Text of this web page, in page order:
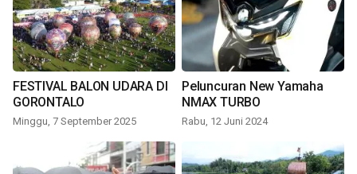
FESTIVAL BALON UDARA DI
GORONTALO
Minggu, 7 September 2025
Peluncuran New Yamaha
NMAX TURBO
Rabu, 12 Juni 2024